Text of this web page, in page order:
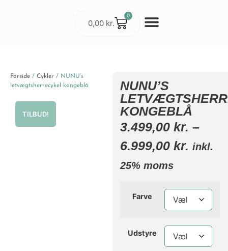
0,00 kr.
0
Forside / Cykler / NUNU’s
letvægtsherrecykel kongeblå
TILBUD!
NUNU’S
KONGEBLÅ
3.499,00kr. –
6.999,00kr. inkl.
25% moms
Farve
Udstyre